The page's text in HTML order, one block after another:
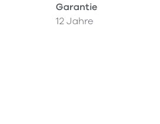
Garantie
12 Jahre